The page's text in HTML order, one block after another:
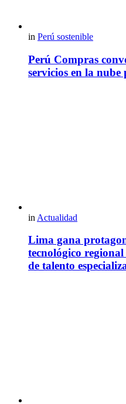
in Perú sostenible
Perú Compras
servicios en la
in Actualidad
Lima gana
tecnológico
de talento